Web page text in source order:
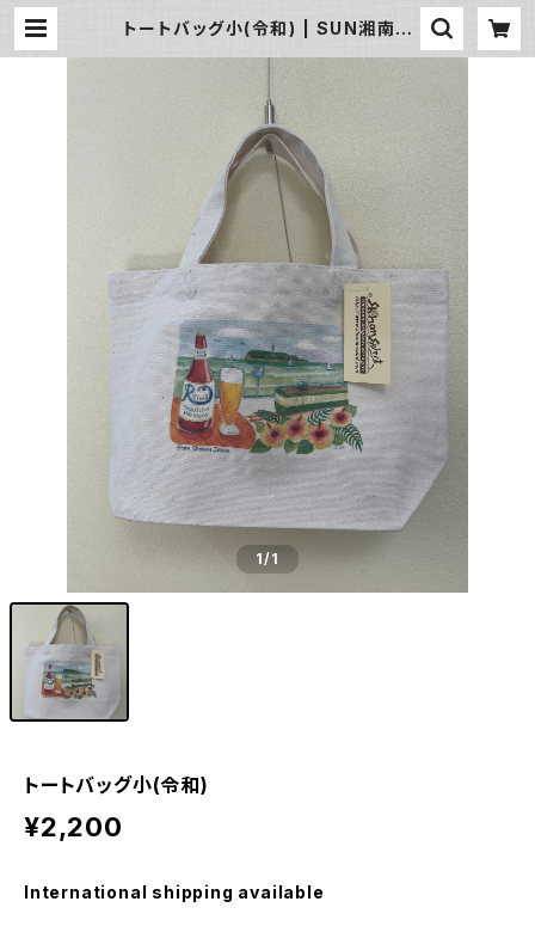
トートバッグ小(令和) | SUN湘南ギ
1/1
トートバッグ小(令和)
¥2,200
International shipping available